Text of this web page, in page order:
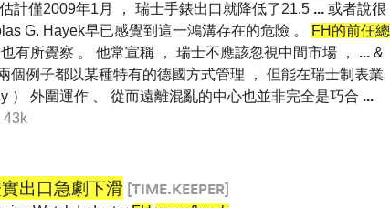
計僅2009年1月 ， 瑞士手錶出口就降低了21.5 ... 或者說很
G. Hayek早已感覺到這一鴻溝存在的危險 。
FH的前任總
有所覺察 。 他常宣稱 ， 瑞士不應該忽視中間市場 ， ... &
個例子都以某種特有的德國方式管理 ， 但能在瑞士制表業
） 外圍運作 、 從而遠離混亂的中心也並非完全是巧合 ...
出口急劇下滑 [TIME.KEEPER]